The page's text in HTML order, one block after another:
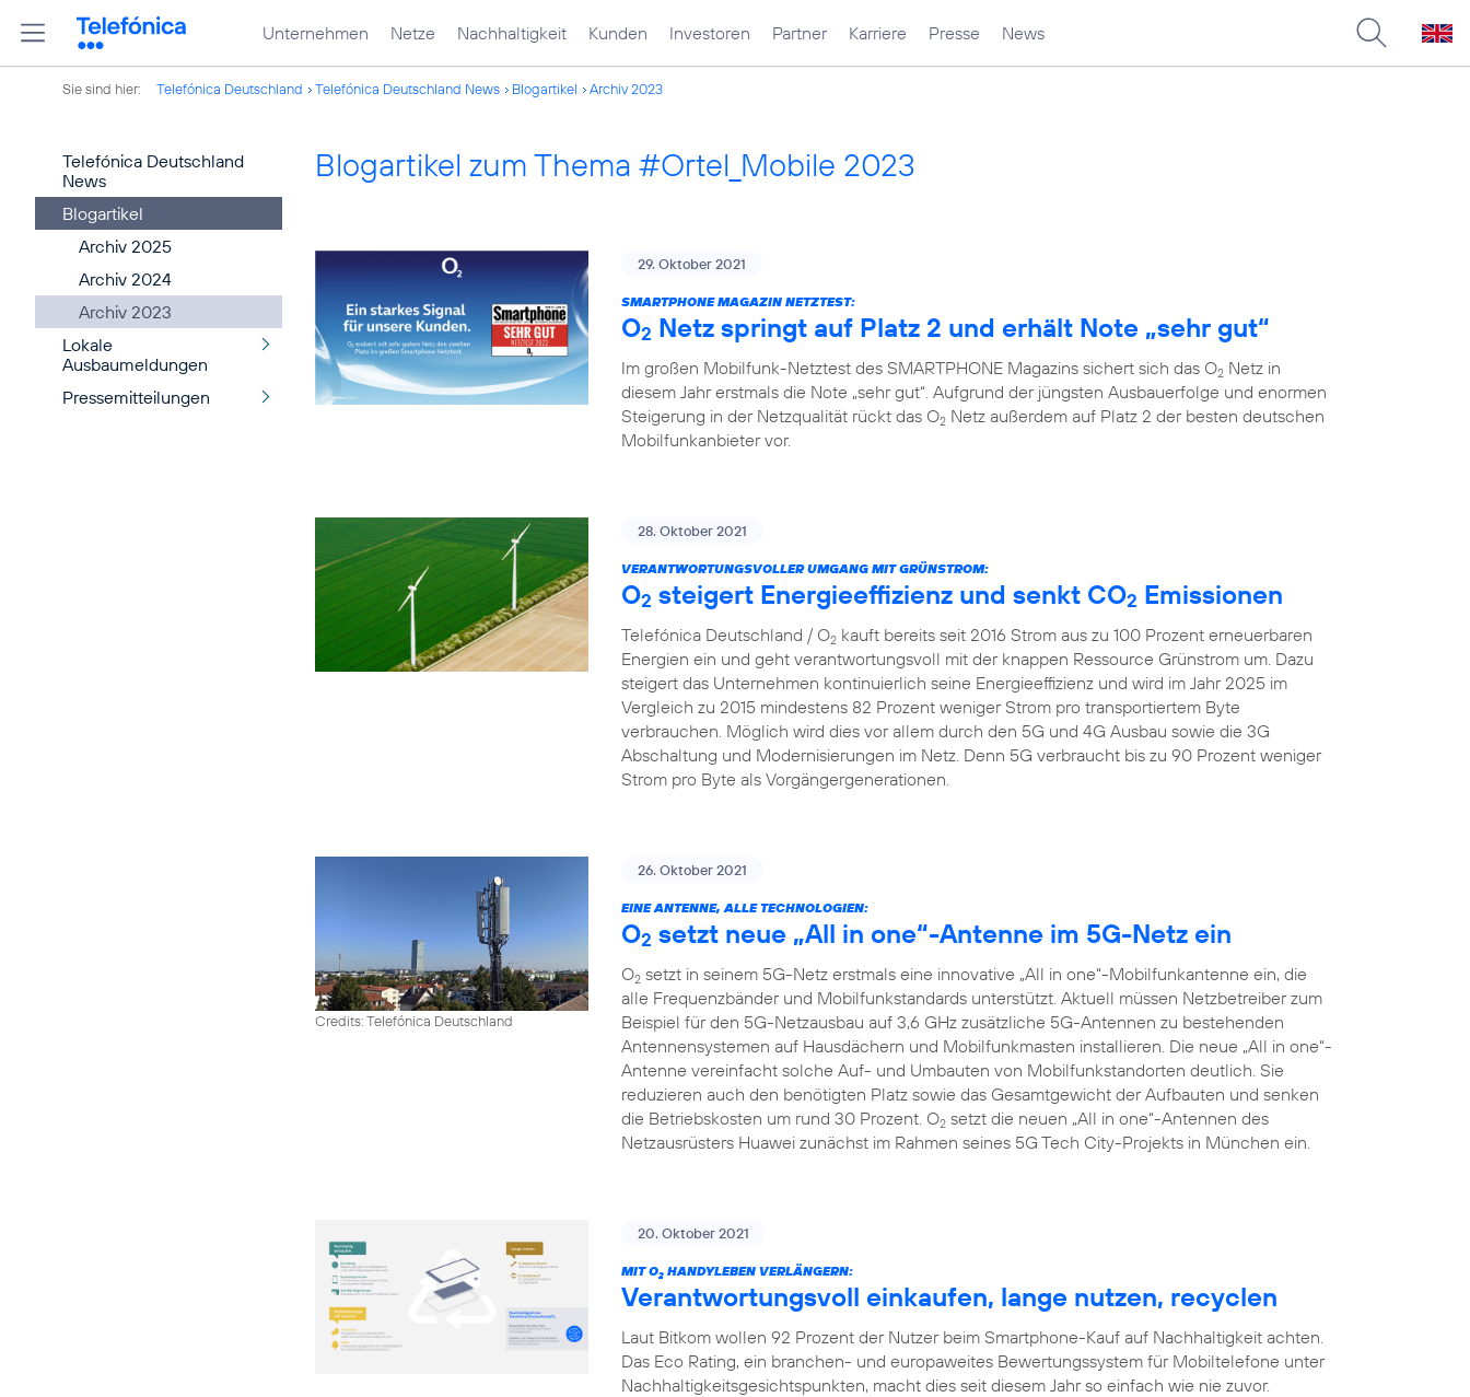
Unternehmen Netze Nachhaltigkeit Kunden Investoren Partner Karriere Presse News
Sie sind hier: Telefónica Deutschland Telefónica Deutschland News Blogartikel Archiv 2023
Telefónica Deutschland
News
Blogartikel
Archiv 2025
Archiv 2024
Archiv 2023
Lokale
Ausbaumeldungen
Pressemitteilungen
Blogartikel zum Thema #Ortel_Mobile 2023
29. Oktober 2021
SMARTPHONE MAGAZIN NETZTEST:
O2 Netz springt auf Platz 2 und erhält Note „sehr gut“
Im großen Mobilfunk-Netztest des SMARTPHONE Magazins sichert sich das O2 Netz in
diesem Jahr erstmals die Note „sehr gut“. Aufgrund der jüngsten Ausbauerfolge und enormen
Steigerung in der Netzqualität rückt das O2 Netz außerdem auf Platz 2 der besten deutschen
Mobilfunkanbieter vor.
28. Oktober 2021
VERANTWORTUNGSVOLLER UMGANG MIT GRÜNSTROM:
O2 steigert Energieeffizienz und senkt CO2 Emissionen
Telefónica Deutschland / O2 kauft bereits seit 2016 Strom aus zu 100 Prozent erneuerbaren
Energien ein und geht verantwortungsvoll mit der knappen Ressource Grünstrom um. Dazu
steigert das Unternehmen kontinuierlich seine Energieeffizienz und wird im Jahr 2025 im
Vergleich zu 2015 mindestens 82 Prozent weniger Strom pro transportiertem Byte
verbrauchen. Möglich wird dies vor allem durch den 5G und 4G Ausbau sowie die 3G
Abschaltung und Modernisierungen im Netz. Denn 5G verbraucht bis zu 90 Prozent weniger
Strom pro Byte als Vorgängergenerationen.
Credits: Telefónica Deutschland
26. Oktober 2021
EINE ANTENNE, ALLE TECHNOLOGIEN:
O2 setzt neue „All in one“-Antenne im 5G-Netz ein
O2 setzt in seinem 5G-Netz erstmals eine innovative „All in one“-Mobilfunkantenne ein, die
alle Frequenzbänder und Mobilfunkstandards unterstützt. Aktuell müssen Netzbetreiber zum
Beispiel für den 5G-Netzausbau auf 3,6 GHz zusätzliche 5G-Antennen zu bestehenden
Antennensystemen auf Hausdächern und Mobilfunkmasten installieren. Die neue „All in one“-
Antenne vereinfacht solche Auf- und Umbauten von Mobilfunkstandorten deutlich. Sie
reduzieren auch den benötigten Platz sowie das Gesamtgewicht der Aufbauten und senken
die Betriebskosten um rund 30 Prozent. O2 setzt die neuen „All in one“-Antennen des
Netzausrüsters Huawei zunächst im Rahmen seines 5G Tech City-Projekts in München ein.
20. Oktober 2021
MIT O2 HANDYLEBEN VERLÄNGERN:
Verantwortungsvoll einkaufen, lange nutzen, recyclen
Laut Bitkom wollen 92 Prozent der Nutzer beim Smartphone-Kauf auf Nachhaltigkeit achten.
Das Eco Rating, ein branchen- und europaweites Bewertungssystem für Mobiltelefone unter
Nachhaltigkeitsgesichtspunkten, macht dies seit diesem Jahr so einfach wie nie zuvor.